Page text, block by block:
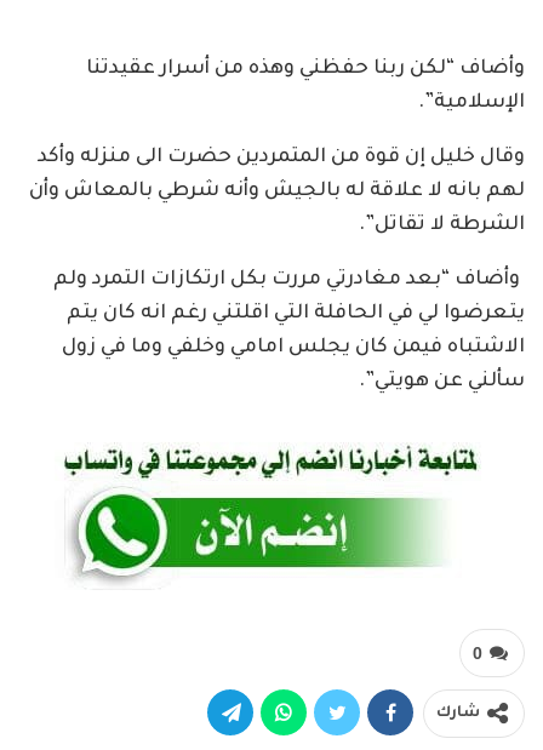
وأضاف “لكن ربنا حفظني وهذه من أسرار عقيدتنا
الإسلامية”.
وقال خليل إن قوة من المتمردين حضرت الى منزله وأكد
لهم بانه لا علاقة له بالجيش وأنه شرطي بالمعاش وأن
الشرطة لا تقاتل”.
وأضاف “بعد مغادرتي مررت بكل ارتكازات التمرد ولم
يتعرضوا لي في الحافلة التي اقلتني رغم انه كان يتم
الاشتباه فيمن كان يجلس امامي وخلفي وما في زول
سألني عن هويتي”.
0
شارك